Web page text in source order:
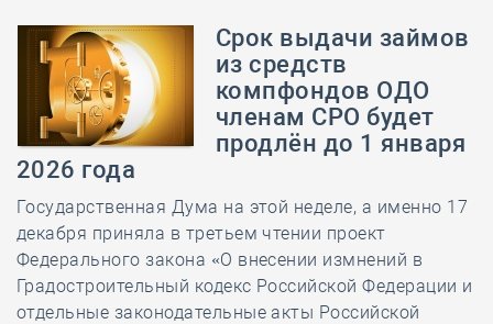
Срок выдачи займов
из средств
компфондов ОДО
членам СРО будет
продлён до 1 января
2026 года
Государственная Дума на этой неделе, а именно 17
декабря приняла в третьем чтении проект
Федерального закона «О внесении измнений в
Градостроительный кодекс Российской Федерации и
отдельные законодательные акты Российской